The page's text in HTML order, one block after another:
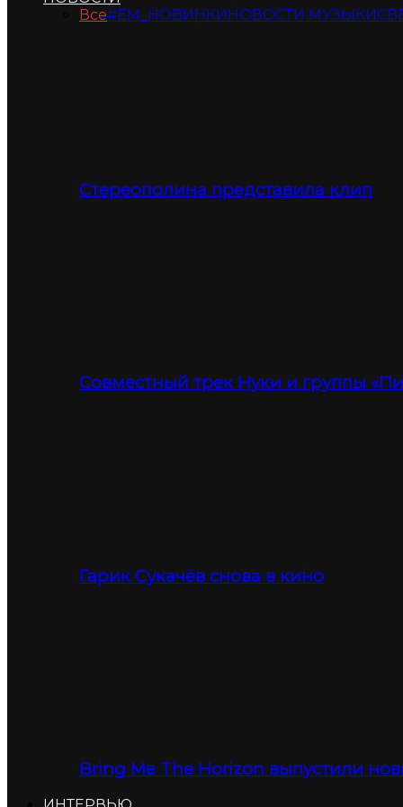
Все#ЕМ_НОВИНКИНОВОСТИ МУЗЫКИ
Стереополина представила клип
Совместный трек Нуки и группы
Гарик Сукачёв снова в кино
Bring Me The Horizon выпустили